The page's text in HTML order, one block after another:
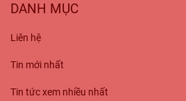
DANH MỤC
Liên hệ
Tin mới nhất
Tin tức xem nhiều nhất